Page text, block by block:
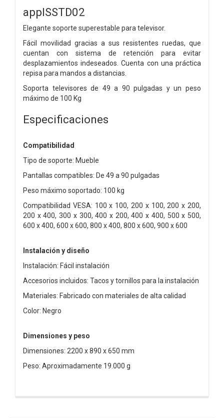
appISSTD02
Elegante soporte superestable para televisor.
Fácil movilidad gracias a sus resistentes ruedas, que
cuentan con sistema de retención para evitar
desplazamientos indeseados. Cuenta con una práctica
repisa para mandos a distancias.
Soporta televisores de 49 a 90 pulgadas y un peso
máximo de 100 Kg
Especificaciones
Compatibilidad
Tipo de soporte: Mueble
Pantallas compatibles: De 49 a 90 pulgadas
Peso máximo soportado: 100 kg
Compatibilidad VESA: 100 x 100, 200 x 100, 200 x 200,
200 x 400, 300 x 300, 400 x 200, 400 x 400, 500 x 500,
600 x 400, 600 x 600, 800 x 400, 800 x 600, 900 x 600
Instalación y diseño
Instalación: Fácil instalación
Accesorios incluidos: Tacos y tornillos para la instalación
Materiales: Fabricado con materiales de alta calidad
Color: Negro
Dimensiones y peso
Dimensiones: 2200 x 890 x 650 mm
Peso: Aproximadamente 19.000 g